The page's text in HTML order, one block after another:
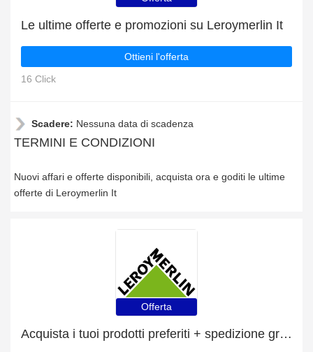
Le ultime offerte e promozioni su Leroymerlin It
Ottieni l'offerta
16 Click
Scadere: Nessuna data di scadenza
TERMINI E CONDIZIONI
Nuovi affari e offerte disponibili, acquista ora e goditi le ultime
offerte di Leroymerlin It
Offerta
Acquista i tuoi prodotti preferiti + spedizione gratuita